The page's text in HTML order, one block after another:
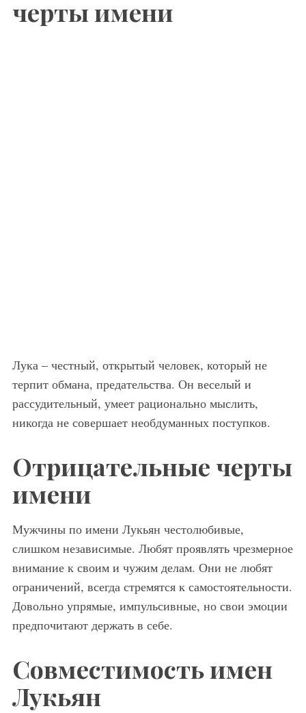
черты имени
Лука – честный, открытый человек, который не
терпит обмана, предательства. Он веселый и
рассудительный, умеет рационально мыслить,
никогда не совершает необдуманных поступков.
Отрицательные черты
имени
Мужчины по имени Лукьян честолюбивые,
слишком независимые. Любят проявлять чрезмерное
внимание к своим и чужим делам. Они не любят
ограничений, всегда стремятся к самостоятельности.
Довольно упрямые, импульсивные, но свои эмоции
предпочитают держать в себе.
Совместимость имен
Лукьян